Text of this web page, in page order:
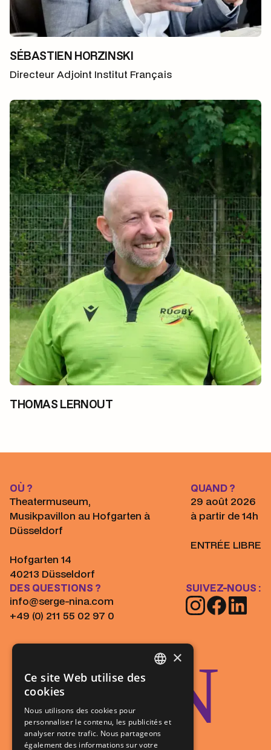
SÉBASTIEN HORZINSKI
Directeur Adjoint Institut Français
THOMAS LERNOUT
OÙ ?
Theatermuseum,
Musikpavillon au Hofgarten à
Düsseldorf
Hofgarten 14
40213 Düsseldorf
QUAND ?
29 août 2026
à partir de 14h
ENTRÉE LIBRE
DES QUESTIONS ?
info@serge-nina.com
+49 (0) 211 55 02 97 0
SUIVEZ-NOUS :
JOIN
×
Ce site Web utilise des
cookies
Nous utilisons des cookies pour
personnaliser le contenu, les publicités et
analyser notre trafic. Nous partageons
également des informations sur votre